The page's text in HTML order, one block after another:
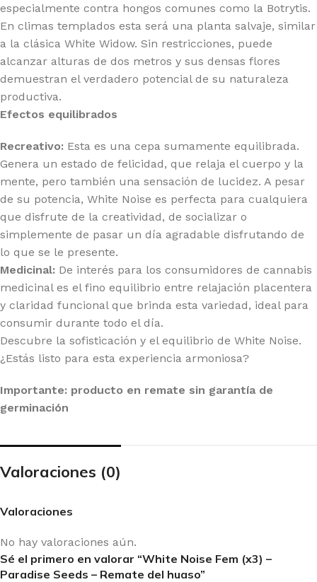
especialmente contra hongos comunes como la Botrytis.
En climas templados esta será una planta salvaje, similar
a la clásica White Widow. Sin restricciones, puede
alcanzar alturas de dos metros y sus densas flores
demuestran el verdadero potencial de su naturaleza
productiva.
Efectos equilibrados
Recreativo: Esta es una cepa sumamente equilibrada.
Genera un estado de felicidad, que relaja el cuerpo y la
mente, pero también una sensación de lucidez. A pesar
de su potencia, White Noise es perfecta para cualquiera
que disfrute de la creatividad, de socializar o
simplemente de pasar un día agradable disfrutando de
lo que se le presente.
Medicinal: De interés para los consumidores de cannabis
medicinal es el fino equilibrio entre relajación placentera
y claridad funcional que brinda esta variedad, ideal para
consumir durante todo el día.
Descubre la sofisticación y el equilibrio de White Noise.
¿Estás listo para esta experiencia armoniosa?
Importante: producto en remate sin garantía de
germinación
Valoraciones (0)
Valoraciones
No hay valoraciones aún.
Sé el primero en valorar “White Noise Fem (x3) –
Paradise Seeds – Remate del huaso”